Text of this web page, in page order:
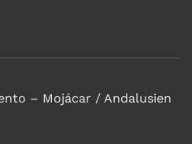
– Mojácar / Andalusien